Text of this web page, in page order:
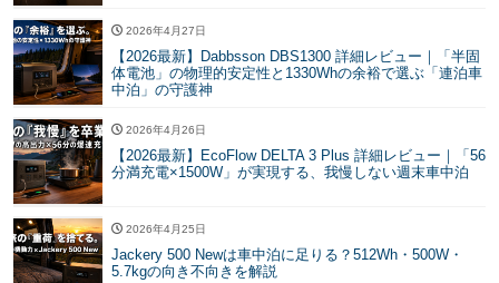
2026年4月27日
【2026最新】Dabbsson DBS1300 詳細レビュー｜「半固
体電池」の物理的安定性と1330Whの余裕で選ぶ「連泊車
中泊」の守護神
2026年4月26日
【2026最新】EcoFlow DELTA 3 Plus 詳細レビュー｜「56
分満充電×1500W」が実現する、我慢しない週末車中泊
2026年4月25日
Jackery 500 Newは車中泊に足りる？512Wh・500W・
5.7kgの向き不向きを解説